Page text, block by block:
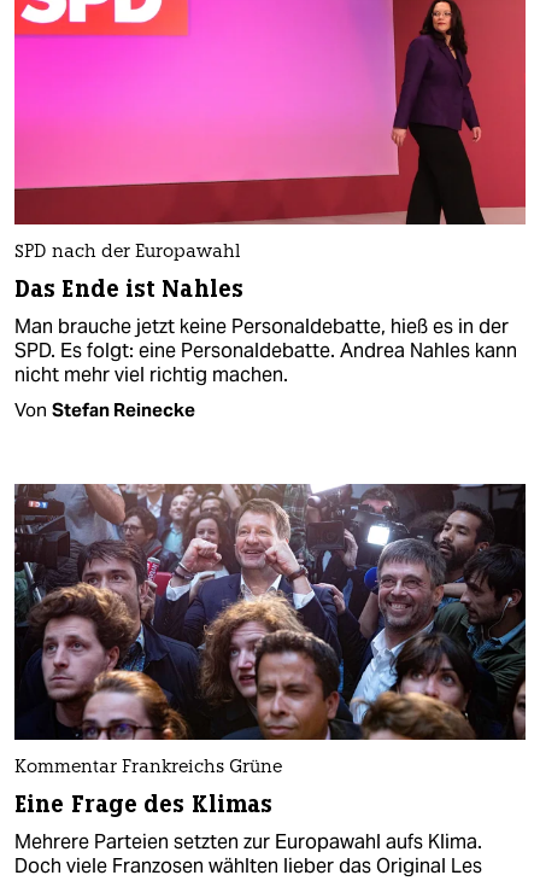
SPD nach der Europawahl
Das Ende ist Nahles
Man brauche jetzt keine Personaldebatte, hieß es in der
SPD. Es folgt: eine Personaldebatte. Andrea Nahles kann
nicht mehr viel richtig machen.
Von Stefan Reinecke
Kommentar Frankreichs Grüne
Eine Frage des Klimas
Mehrere Parteien setzten zur Europawahl aufs Klima.
Doch viele Franzosen wählten lieber das Original Les